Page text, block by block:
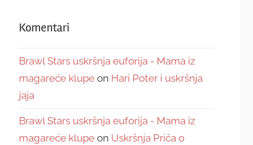
Komentari
Brawl Stars uskršnja euforija - Mama iz
magareće klupe on Hari Poter i uskršnja
jaja
Brawl Stars uskršnja euforija - Mama iz
magareće klupe on Uskršnja Priča o